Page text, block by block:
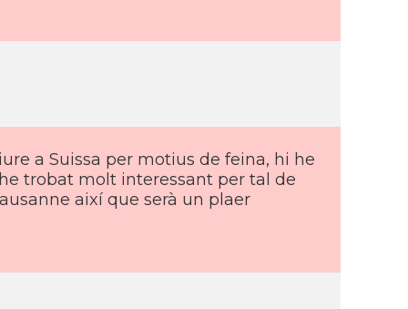
a Suissa per motius de feina, hi he
trobat molt interessant per tal de
així­ que serà un plaer